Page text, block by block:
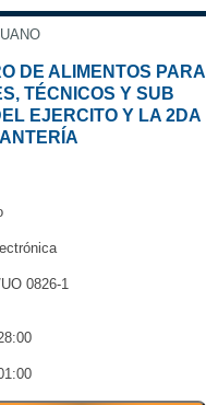
DE ALIMENTOS PARA
TÉCNICOS Y SUB
EJERCITO Y LA 2DA
0826-1